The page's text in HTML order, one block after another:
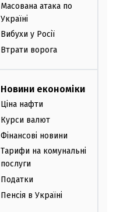
Масована атака по
Україні
Вибухи у Росії
Втрати ворога
Новини економіки
Ціна нафти
Курси валют
Фінансові новини
Тарифи на комунальні
послуги
Податки
Пенсія в Україні